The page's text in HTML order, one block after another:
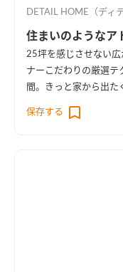
DETAIL HOME（ディ
住まいのようなア
25坪を感じさせない
ナーこだわりの厳選テ
間。きっと家から出た
保存する